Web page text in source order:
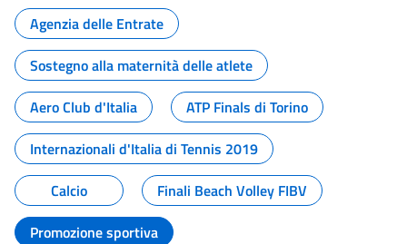
Agenzia delle Entrate
Sostegno alla maternità delle atlete
Aero Club d'Italia
ATP Finals di Torino
Internazionali d'Italia di Tennis 2019
Calcio
Finali Beach Volley FIBV
Promozione sportiva